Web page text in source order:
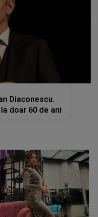
Diaconescu.
doar 60 de ani